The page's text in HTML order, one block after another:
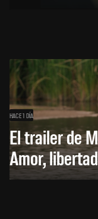
HACE 1 DÍA
El trailer de
Amor,